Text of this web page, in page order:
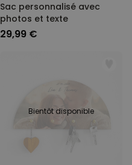
Sac personnalisé avec
photos et texte
29,99 €
Bientôt disponible